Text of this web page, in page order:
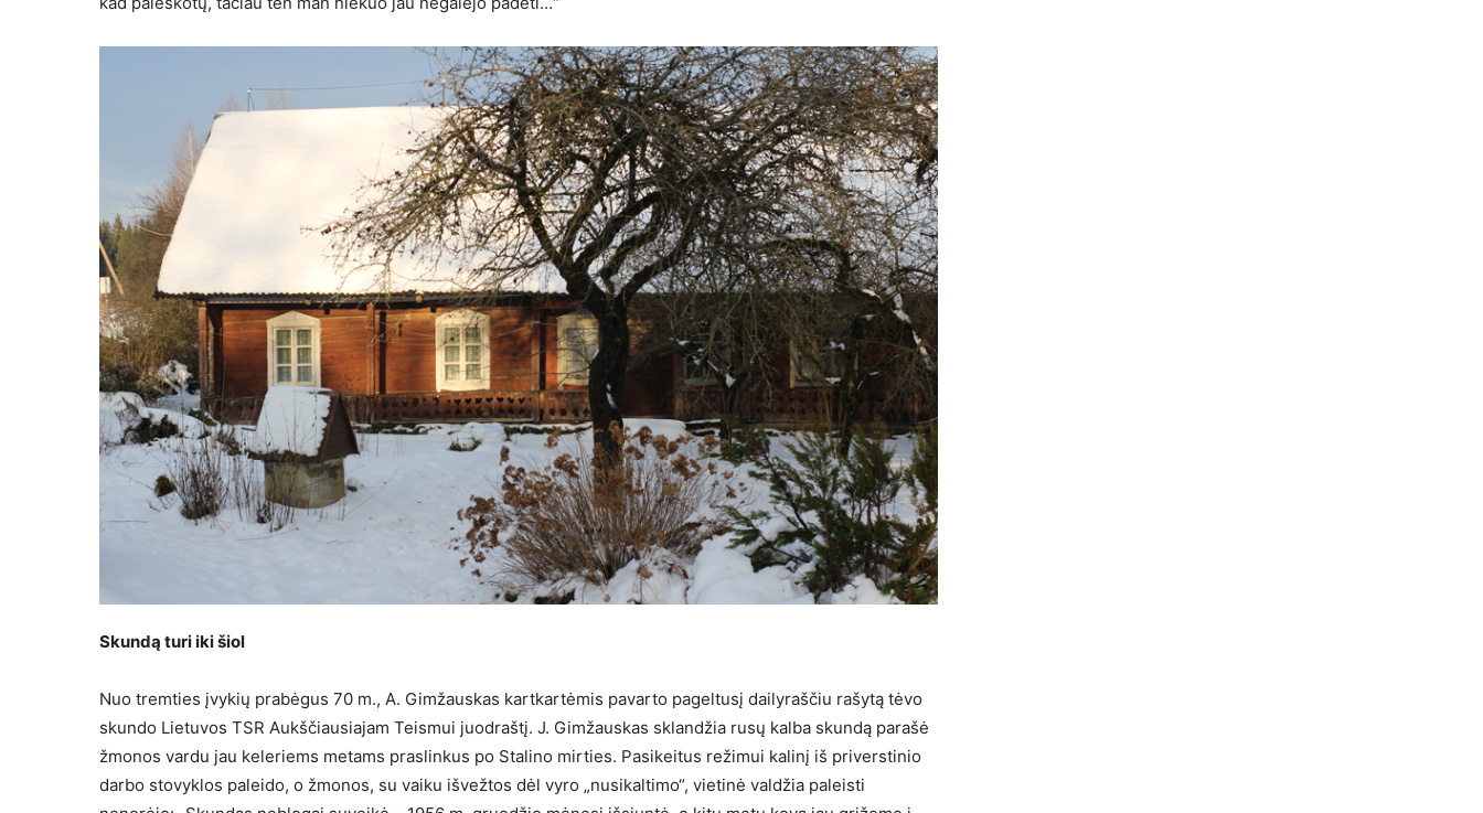
Skundą turi iki šiol
Nuo tremties įvykių pra­bėgus 70 m., A. Gimžaus­kas kartkartėmis pavarto pa­geltusį dailyraščiu rašytą tėvo
skundo Lietuvos TSR Aukš­čiausiajam Teismui juodraš­tį. J. Gimžauskas sklandžia rusų kalba skundą parašė
žmo­nos vardu jau keleriems me­tams praslinkus po Stalino mirties. Pasikeitus režimui ka­linį iš priverstinio
darbo sto­vyklos paleido, o žmonos, su vaiku išvežtos dėl vyro „nusi­kaltimo“, vietinė valdžia pa­leisti